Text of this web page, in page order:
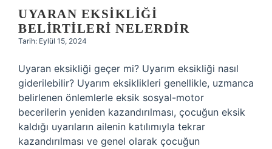
UYARAN EKSIKLIĞI
BELIRTILERI NELERDIR
Tarih: Eylül 15, 2024
Uyaran eksikliği geçer mi? Uyarım eksikliği nasıl
giderilebilir? Uyarım eksiklikleri genellikle, uzmanca
belirlenen önlemlerle eksik sosyal-motor
becerilerin yeniden kazandırılması, çocuğun eksik
kaldığı uyarıların ailenin katılımıyla tekrar
kazandırılması ve genel olarak çocuğun